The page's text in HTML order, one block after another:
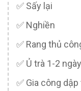
✅ Sấy lại
✅ Nghiền
✅ Rang thủ
✅ Ủ trà 1-2 ngày
✅ Gia công